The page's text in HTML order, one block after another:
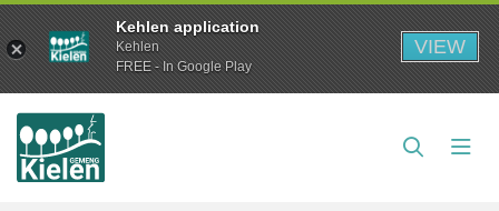
Kehlen application
Kehlen
FREE - In Google Play
VIEW